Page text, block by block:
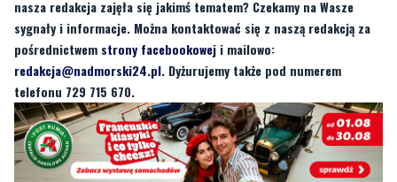
nasza redakcja zajęła się jakimś tematem? Czekamy na Wasze
sygnały i informacje. Można kontaktować się z naszą redakcją za
pośrednictwem strony facebookowej i mailowo:
redakcja@nadmorski24.pl. Dyżurujemy także pod numerem
telefonu 729 715 670.